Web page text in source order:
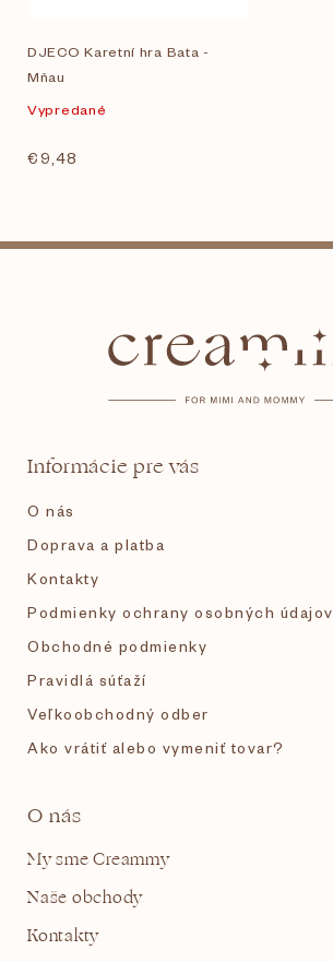
DJECO Karetní hra Bata -
Mňau
Vypredané
€9,48
Informácie pre vás
O nás
Doprava a platba
Kontakty
Podmienky ochrany osobných údajov
Obchodné podmienky
Pravidlá súťaží
Veľkoobchodný odber
Ako vrátiť alebo vymeniť tovar?
O nás
My sme Creammy
Naše obchody
Kontakty